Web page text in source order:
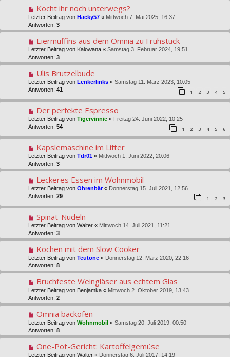
Kocht ihr noch unterwegs?
Letzter Beitrag von Hacky57 « Mittwoch 7. Mai 2025, 16:37
Antworten: 3
Eiermuffins aus dem Omnia zu Frühstück
Letzter Beitrag von Kaiowana « Samstag 3. Februar 2024, 19:51
Antworten: 3
Ulis Brutzelbude
Letzter Beitrag von Lenkerlinks « Samstag 11. März 2023, 10:05
Antworten: 41 1 2 3 4 5
Der perfekte Espresso
Letzter Beitrag von Tigervinnie « Freitag 24. Juni 2022, 10:25
Antworten: 54 1 2 3 4 5 6
Kapslemaschine im Lifter
Letzter Beitrag von Tdr01 « Mittwoch 1. Juni 2022, 20:06
Antworten: 3
Leckeres Essen im Wohnmobil
Letzter Beitrag von Ohrenbär« Donnerstag 15. Juli 2021, 12:56
Antworten: 29 1 2 3
Spinat-Nudeln
Letzter Beitrag von Walter « Mittwoch 14. Juli 2021, 11:21
Antworten: 3
Kochen mit dem Slow Cooker
Letzter Beitrag von Teutone « Donnerstag 12. März 2020, 22:16
Antworten: 8
Bruchfeste Weingläser aus echtem Glas
Letzter Beitrag von Benjamka « Mittwoch 2. Oktober 2019, 13:43
Antworten: 2
Omnia backofen
Letzter Beitrag von Wohnmobil « Samstag 20. Juli 2019, 00:50
Antworten: 8
One-Pot-Gericht: Kartoffelgemüse
Letzter Beitrag von Walter « Donnerstag 6. Juli 2017, 14:19